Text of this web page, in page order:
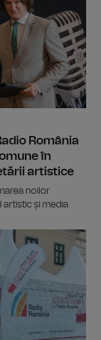
România
în
artistice
noilor
și media.